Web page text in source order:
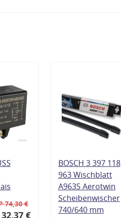
74,30 €
32,37 €
BOSCH 3 397 118
963 Wischblatt
A963S Aerotwin
Scheibenwischer
740/640 mm